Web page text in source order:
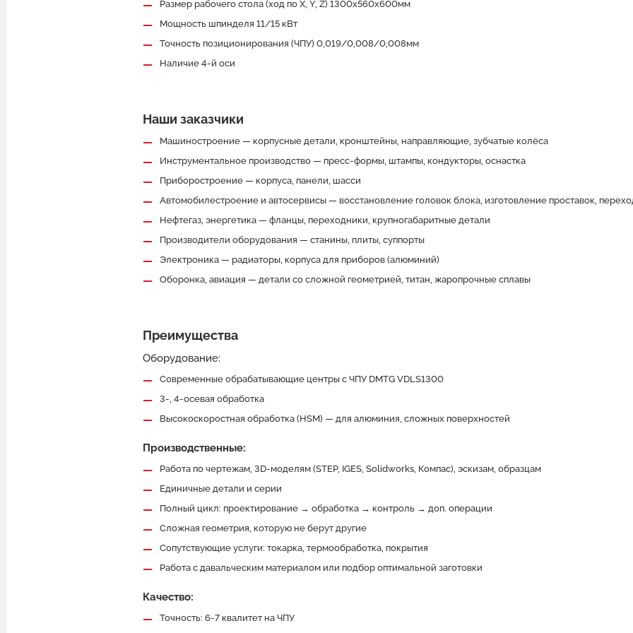
Размер рабочего стола (ход по X, Y, Z) 1300х560х600мм
Мощность шпинделя 11/15 кВт
Точность позиционирования (ЧПУ) 0,019/0,008/0,008мм
Наличие 4-й оси
Наши заказчики
Машиностроение — корпусные детали, кронштейны, направляющие, зубчатые колёса
Инструментальное производство — пресс-формы, штампы, кондукторы, оснастка
Приборостроение — корпуса, панели, шасси
Автомобилестроение и автосервисы — восстановление головок блока, изготовление проставок,
Нефтегаз, энергетика — фланцы, переходники, крупногабаритные детали
Производители оборудования — станины, плиты, суппорты
Электроника — радиаторы, корпуса для приборов (алюминий)
Оборонка, авиация — детали со сложной геометрией, титан, жаропрочные сплавы
Преимущества
Оборудование:
Современные обрабатывающие центры с ЧПУ DMTG VDLS1300
3-, 4-осевая обработка
Высокоскоростная обработка (HSM) — для алюминия, сложных поверхностей
Производственные:
Работа по чертежам, 3D-моделям (STEP, IGES, Solidworks, Компас), эскизам, образцам
Единичные детали и серии
Полный цикл: проектирование → обработка → контроль → доп. операции
Сложная геометрия, которую не берут другие
Сопутствующие услуги: токарка, термообработка, покрытия
Работа с давальческим материалом или подбор оптимальной заготовки
Качество:
Точность: 6-7 квалитет на ЧПУ